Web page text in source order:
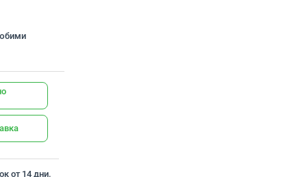
от 14 дни.